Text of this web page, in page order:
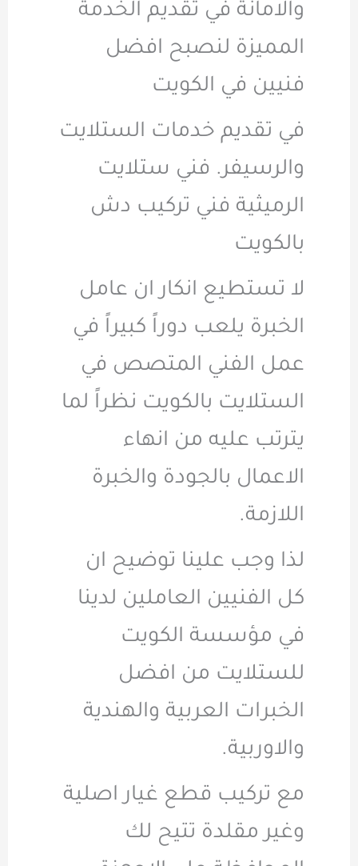
والامانة في تقديم الخدمة
المميزة لنصبح افضل
فنيين في الكويت
في تقديم خدمات الستلايت
والرسيفر. فني ستلايت
الرميثية فني تركيب دش
بالكويت
لا تستطيع انكار ان عامل
الخبرة يلعب دوراً كبيراً في
عمل الفني المتصص في
الستلايت بالكويت نظراً لما
يترتب عليه من انهاء
الاعمال بالجودة والخبرة
اللازمة.
لذا وجب علينا توضيح ان
كل الفنيين العاملين لدينا
في مؤسسة الكويت
للستلايت من افضل
الخبرات العربية والهندية
والاوربية.
مع تركيب قطع غيار اصلية
وغير مقلدة تتيح لك